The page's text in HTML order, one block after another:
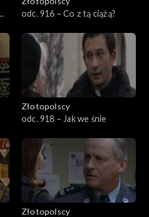
odc. 916 – Co z tą ciążą?
Złotopolscy
odc. 918 – Jak we śnie
Złotopolscy